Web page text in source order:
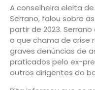
A conselheira eleita
Serrano, falou sobre
partir de 2023.
o que chama de crise
graves denúncias de
praticados pelo ex-
outros dirigentes do